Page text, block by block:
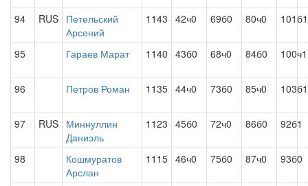
94 RUS Петельский
Арсений
1143 42ч0 69б0 80ч0 101б1
95 Гараев Марат 1140 43б0 68ч0 84б0 100ч1
96 Петров Роман 1135 44ч0 73б0 85ч0 103б1
97 RUS Миннуллин
Даниэль
1123 45б0 72ч0 86б0 92б1
98
Кошмуратов
Арслан
1115 46ч0 75б0 87ч0 93б0